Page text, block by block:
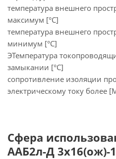
температура внешнего
максимум [°C]
температура внешнего
минимум [°C]
ЭТемпература
замыкании [°С]
сопротивление изоляции
электрическому току более
Сфера
ААБ2л-Д 3х16(ож)-